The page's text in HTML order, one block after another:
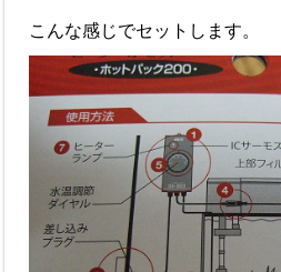
こんな感じでセットします。